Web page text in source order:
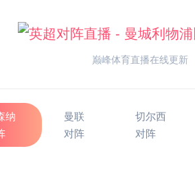
巅峰体育直播在线更新
纳
曼联
对阵
切尔西
对阵